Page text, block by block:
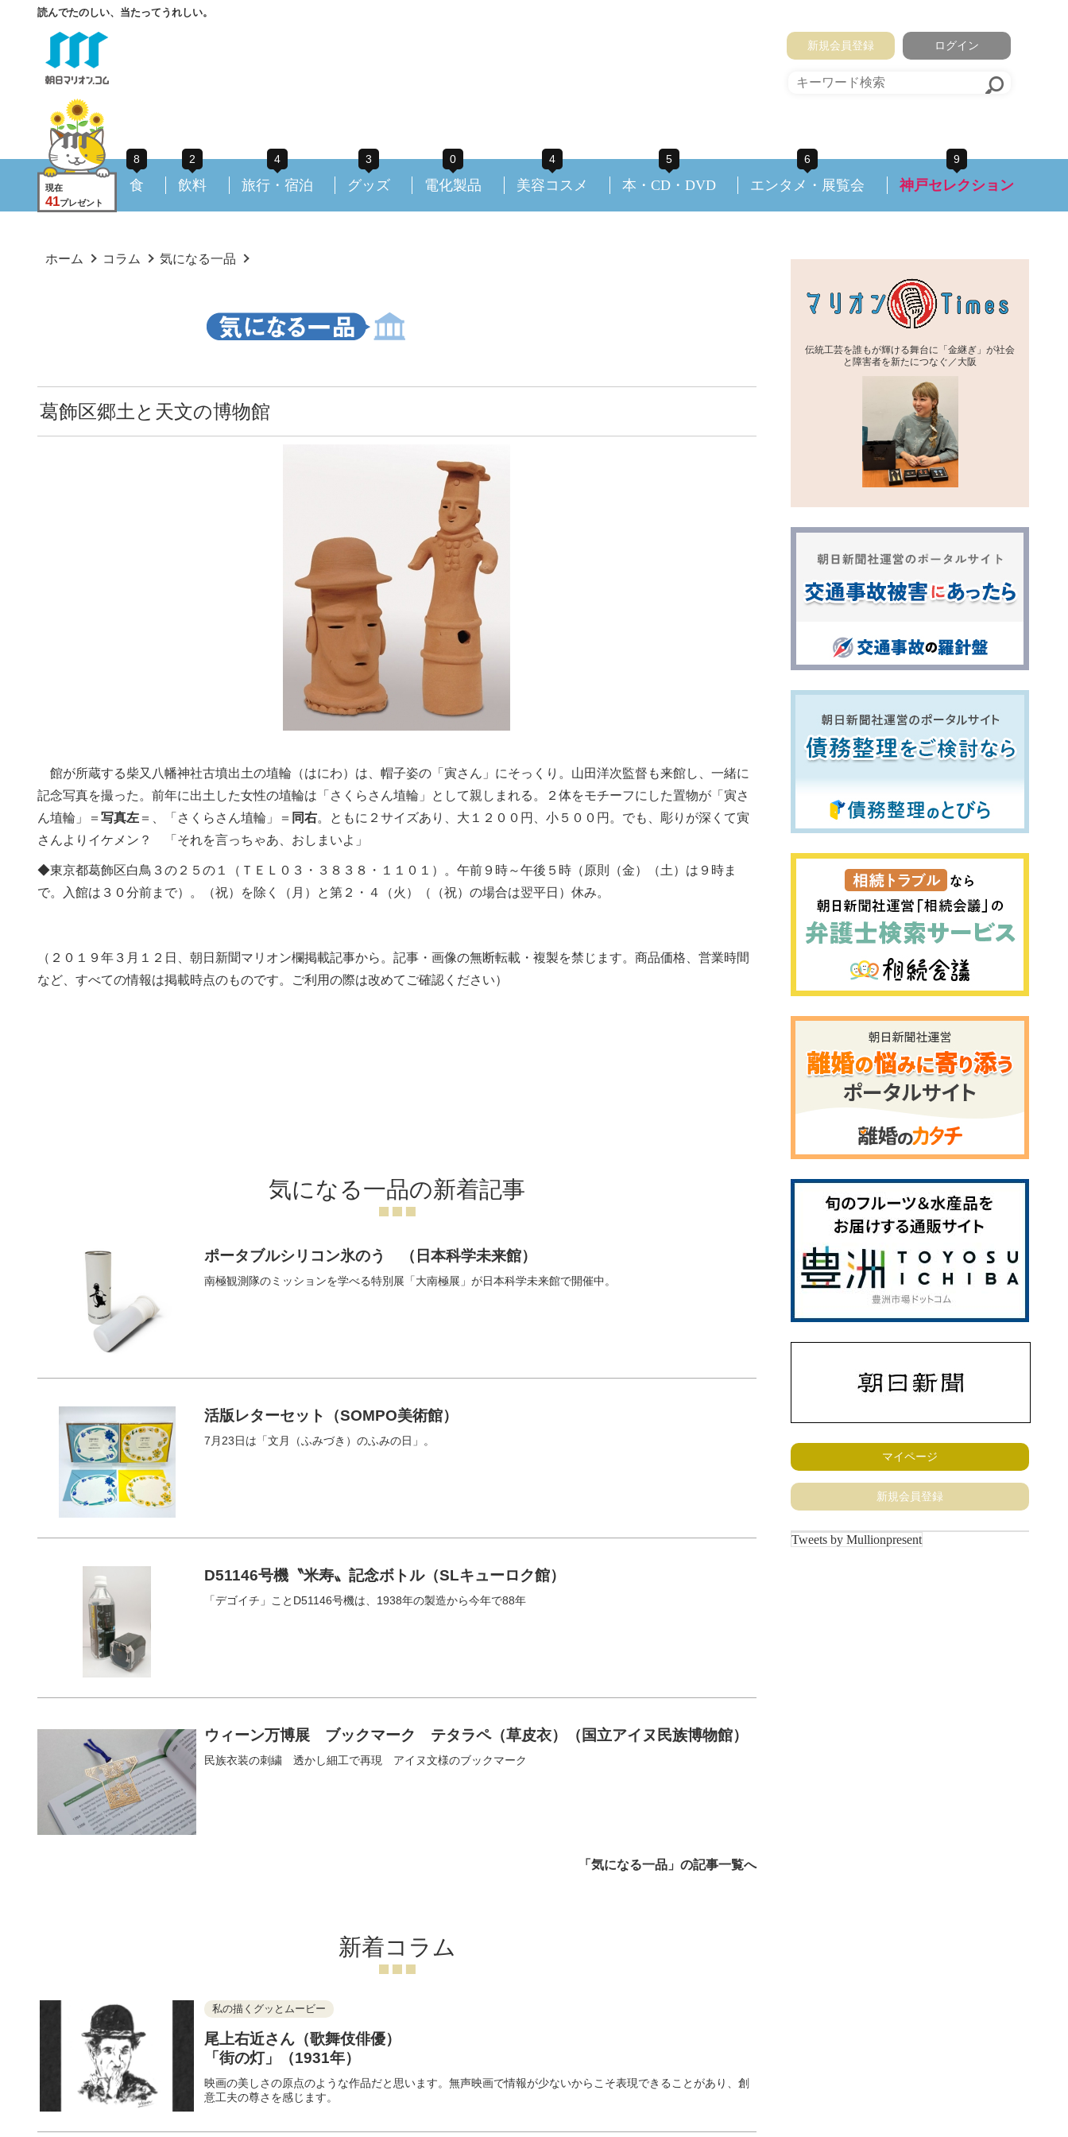
読んでたのしい、当たってうれしい。
新規会員登録 ログイン
現在
41プレゼント
8
食
2
飲料
4
旅行・宿泊
3
グッズ
0
電化製品
4
美容コスメ
5
本・CD・DVD
6
エンタメ・展覧会
9
神戸セレクション
ホーム コラム 気になる一品
葛飾区郷土と天文の博物館
館が所蔵する柴又八幡神社古墳出土の埴輪（はにわ）は、帽子姿の「寅さん」にそっくり。山田洋次監督も来館し、一緒に
記念写真を撮った。前年に出土した女性の埴輪は「さくらさん埴輪」として親しまれる。２体をモチーフにした置物が「寅さ
ん埴輪」＝ 写真左 ＝、「さくらさん埴輪」＝ 同右。ともに２サイズあり、大１２００円、小５００円。でも、彫りが深くて寅
さんよりイケメン？ 「それを言っちゃあ、おしまいよ」
◆東京都葛飾区白鳥３の２５の１（ＴＥＬ０３・３８３８・１１０１）。午前９時～午後５時（原則（金）（土）は９時ま
で。入館は３０分前まで）。（祝）を除く（月）と第２・４（火）（（祝）の場合は翌平日）休み。
（２０１９年３月１２日、朝日新聞マリオン欄掲載記事から。記事・画像の無断転載・複製を禁じます。商品価格、営業時間
など、すべての情報は掲載時点のものです。ご利用の際は改めてご確認ください）
気になる一品の新着記事
ポータブルシリコン氷のう （日本科学未来館）
南極観測隊のミッションを学べる特別展「大南極展」が日本科学未来館で開催中。
活版レターセット（SOMPO美術館）
7月23日は「文月（ふみづき）のふみの日」。
D51146号機〝米寿〟記念ボトル（SLキューロク館）
「デゴイチ」ことD51146号機は、1938年の製造から今年で88年
ウィーン万博展 ブックマーク テタラペ（草皮衣）（国立アイヌ民族博物館）
民族衣装の刺繍 透かし細工で再現 アイヌ文様のブックマーク
「気になる一品」の記事一覧へ
新着コラム
私の描くグッとムービー
尾上右近さん（歌舞伎俳優）
「街の灯」（1931年）
映画の美しさの原点のような作品だと思います。無声映画で情報が少ないからこそ表現できることがあり、創
意工夫の尊さを感じます。
伝統工芸を誰もが輝ける舞台に「金継ぎ」が社会
と障害者を新たにつなぐ／大阪
マイページ
新規会員登録
Tweets by Mullionpresent